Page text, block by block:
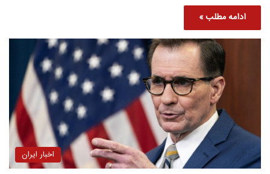
ادامه مطلب »
اخبار ایران